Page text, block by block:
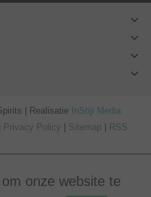
| Realisatie InStijl Media
Privacy Policy | Sitemap | RSS
onze website te